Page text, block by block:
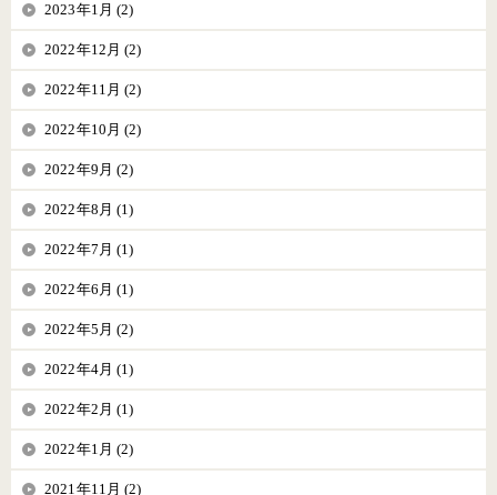
2023年1月 (2)
2022年12月 (2)
2022年11月 (2)
2022年10月 (2)
2022年9月 (2)
2022年8月 (1)
2022年7月 (1)
2022年6月 (1)
2022年5月 (2)
2022年4月 (1)
2022年2月 (1)
2022年1月 (2)
2021年11月 (2)